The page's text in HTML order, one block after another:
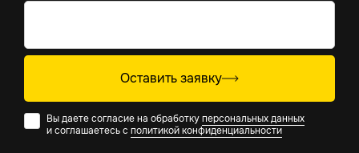
Оставить заявку
Вы даете согласие на обработкуперсональных данных
и соглашаетесь с политикой конфиденциальности